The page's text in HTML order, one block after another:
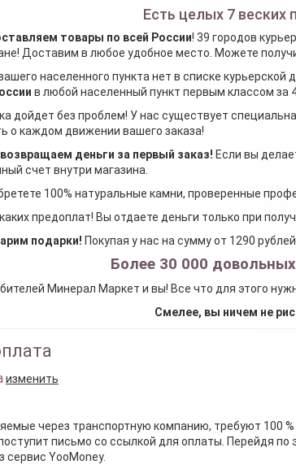
Есть целых 7 веских
товары по всей России! 39 городов
Доставим в любое удобное место. Можете
населенного пункта нет в списке
в любой населенный пункт первым классом за
дойдет без проблем! У нас существует
о каждом движении вашего заказа!
возвращаем деньги за первый заказ! Если вы
счет внутри магазина.
100% натуральные камни, проверенные
предоплат! Вы отдаете деньги только при
подарки! Покупая у нас на сумму от 1290
Более 30 000
Минерал Маркет и вы! Все что для этого
Смелее, вы ничем не
изменить
через транспортную компанию, требуют 100
письмо со ссылкой для оплаты. Перейдя
сервис YooMoney.